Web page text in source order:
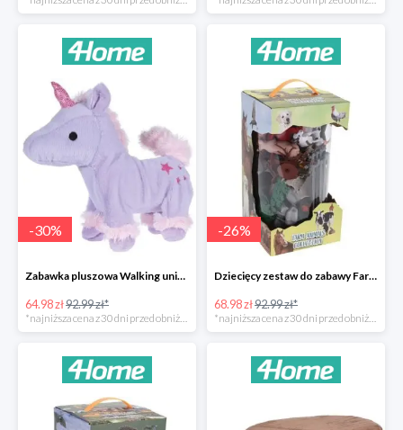
-30%
Zabawka pluszowa Walking unicorn -30%
64.98 zł92.99 zł*
*najniższa cena z 30 dni przed obniżką
-26%
Dziecięcy zestaw do zabawy Farm animals Collection -26%
68.98 zł92.99 zł*
*najniższa cena z 30 dni przed obniżką